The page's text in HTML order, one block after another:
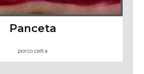
Panceta
porco celta